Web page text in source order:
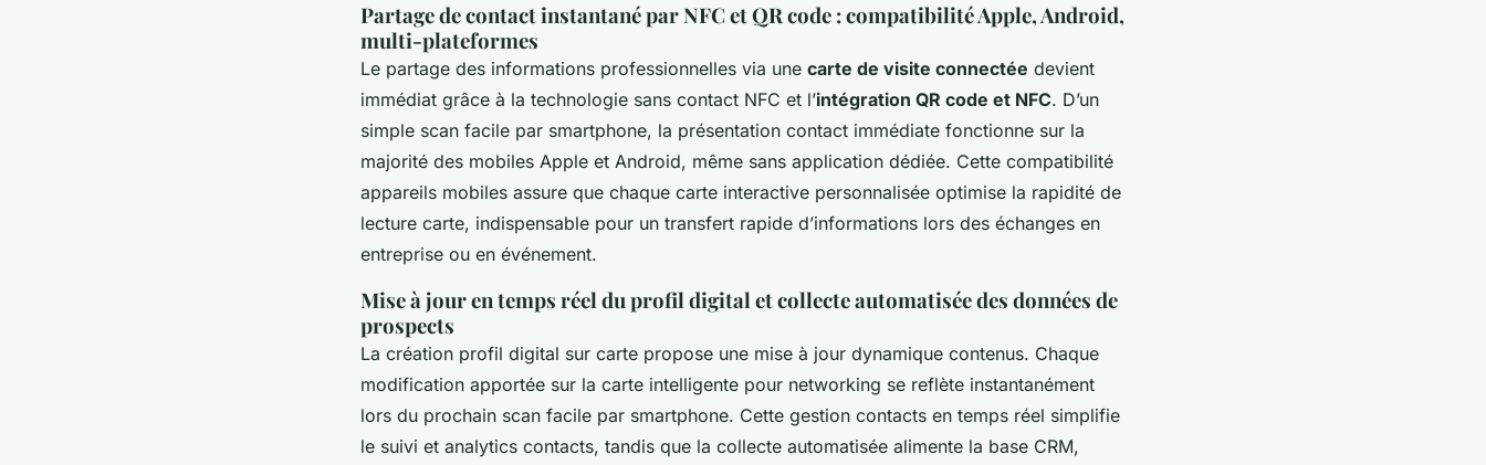
Partage de contact instantané par NFC et QR code : compatibilité Apple, Android,
multi-plateformes
Le partage des informations professionnelles via une carte de visite connectée devient
immédiat grâce à la technologie sans contact NFC et l’intégration QR code et NFC. D’un
simple scan facile par smartphone, la présentation contact immédiate fonctionne sur la
majorité des mobiles Apple et Android, même sans application dédiée. Cette compatibilité
appareils mobiles assure que chaque carte interactive personnalisée optimise la rapidité de
lecture carte, indispensable pour un transfert rapide d’informations lors des échanges en
entreprise ou en événement.
Mise à jour en temps réel du profil digital et collecte automatisée des données de
prospects
La création profil digital sur carte propose une mise à jour dynamique contenus. Chaque
modification apportée sur la carte intelligente pour networking se reflète instantanément
lors du prochain scan facile par smartphone. Cette gestion contacts en temps réel simplifie
le suivi et analytics contacts, tandis que la collecte automatisée alimente la base CRM,